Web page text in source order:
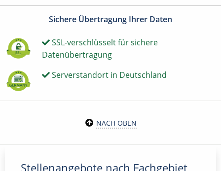
Sichere Übertragung Ihrer Daten
SSL-verschlüsselt für sichere
Datenübertragung
Serverstandort in Deutschland
NACH OBEN
Stellenangebote nach Fachgebiet